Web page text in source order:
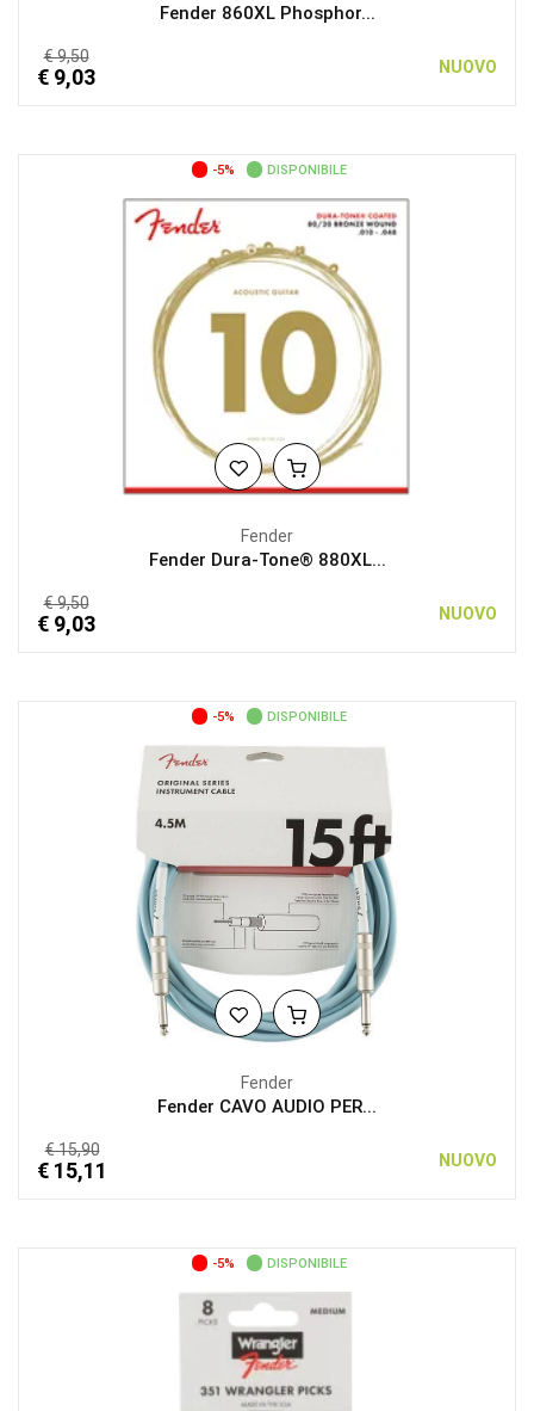
Fender 860XL Phosphor...
€ 9,50
€ 9,03 NUOVO
-5% DISPONIBILE
Fender
Fender Dura-Tone® 880XL...
€ 9,50
€ 9,03 NUOVO
-5% DISPONIBILE
Fender
Fender CAVO AUDIO PER...
€ 15,90
€ 15,11 NUOVO
-5% DISPONIBILE